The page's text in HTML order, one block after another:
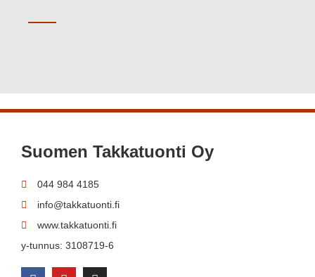
Suomen Takkatuonti Oy
044 984 4185
info@takkatuonti.fi
www.takkatuonti.fi
y-tunnus: 3108719-6